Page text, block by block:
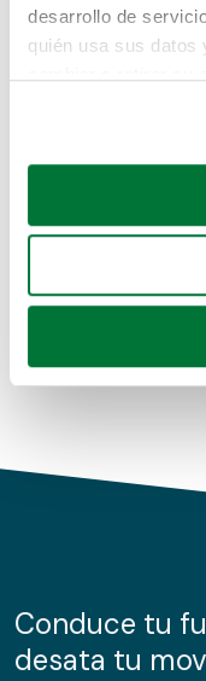
desarrollo de
quién usa sus datos
Si lo permite,
Recopilar
Identificar su
para buscar
Obtenga más
de cookies.
información sobre el
nuestros partners
Pero puedes
buscando en
Coches de
Coches de km0
Conduce tu
desata tu